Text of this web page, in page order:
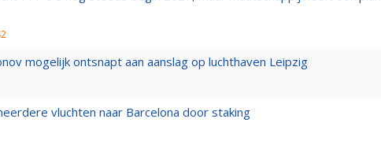
mogelijk ontsnapt aan aanslag op luchthaven Leipzig
vluchten naar Barcelona door staking